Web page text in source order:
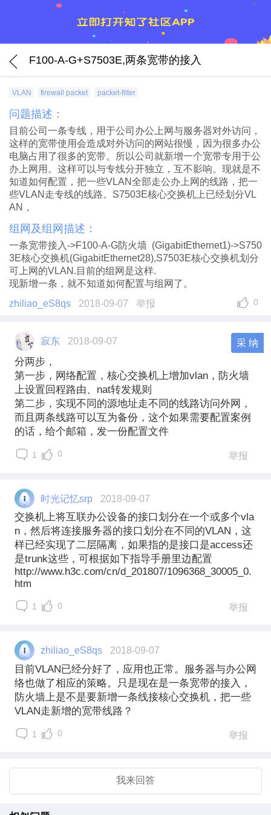
F100-A-G+S7503E,两条宽带的接入
VLAN firewall packet packet-filter
问题描述：
目前公司一条专线，用于公司办公上网与服务器对外访问，
这样的宽带使用会造成对外访问的网站很慢，因为很多办公
电脑占用了很多的宽带。所以公司就新增一个宽带专用于公
办上网用。这样可以与专线分开独立，互不影响。现就是不
知道如何配置，把一些VLAN全部走公办上网的线路，把一
些VLAN走专线的线路。S7503E核心交换机上已经划分VL
AN，
组网及组网描述：
一条宽带接入->F100-A-G防火墙 (GigabitEthernet1)->S750
3E核心交换机(GigabitEthernet28),S7503E核心交换机划分
可上网的VLAN.目前的组网是这样.
现新增一条，就不知道如何配置与组网了。
zhiliao_eS8qs
2018-09-07 举报 0
寂东 2018-09-07 采 纳
分两步，
第一步，网络配置，核心交换机上增加vlan，防火墙
上设置回程路由、nat转发规则
第二步，实现不同的源地址走不同的线路访问外网，
而且两条线路可以互为备份，这个如果需要配置案例
的话，给个邮箱，发一份配置文件
1 0 举报
时光记忆srp 2018-09-07
交换机上将互联办公设备的接口划分在一个或多个vla
n，然后将连接服务器的接口划分在不同的VLAN，这
样已经实现了二层隔离，如果指的是接口是access还
是trunk这些，可根据如下指导手册里边配置
http://www.h3c.com/cn/d_201807/1096368_30005_0.
htm
1 0 举报
zhiliao_eS8qs 2018-09-07
目前VLAN已经分好了，应用也正常。服务器与办公网
络也做了相应的策略。只是现在是一条宽带的接入，
防火墙上是不是要新增一条线接核心交换机，把一些
VLAN走新增的宽带线路？
1 0 举报
我来回答